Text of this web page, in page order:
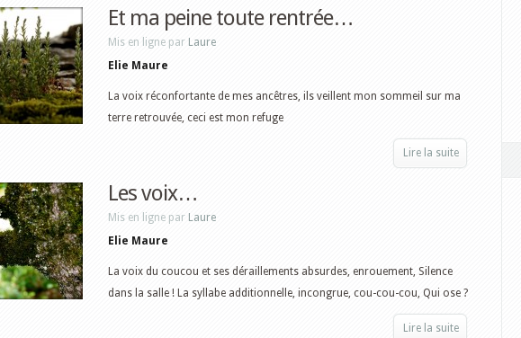
Et ma peine toute rentrée…
Mis en ligne par Laure
Elie Maure
La voix réconfortante de mes ancêtres, ils veillent mon sommeil sur ma
terre retrouvée, ceci est mon refuge
Lire la suite
Les voix…
Mis en ligne par Laure
Elie Maure
La voix du coucou et ses déraillements absurdes, enrouement, Silence
dans la salle ! La syllabe additionnelle, incongrue, cou-cou-cou, Qui ose ?
Lire la suite